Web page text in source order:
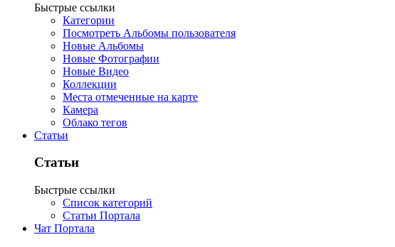
Быстрые ссылки
Категории
Посмотреть Альбомы пользователя
Новые Альбомы
Новые Фотографии
Новые Видео
Коллекции
Места отмеченные на карте
Камера
Облако тегов
Статьи
Статьи
Быстрые ссылки
Список категорий
Статьи Портала
Чат Портала